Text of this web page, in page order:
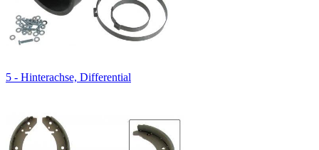
5 - Hinterachse, Differential